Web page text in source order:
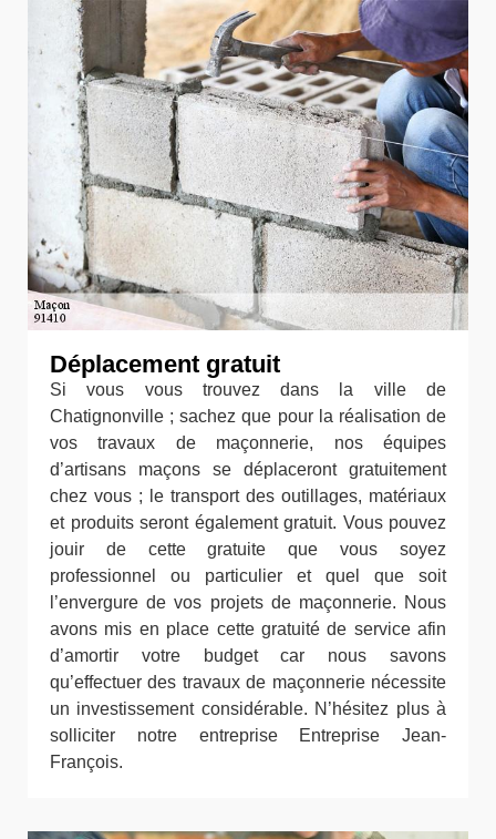
Déplacement gratuit
Si vous vous trouvez dans la ville de
Chatignonville ; sachez que pour la réalisation de
vos travaux de maçonnerie, nos équipes
d’artisans maçons se déplaceront gratuitement
chez vous ; le transport des outillages, matériaux
et produits seront également gratuit. Vous pouvez
jouir de cette gratuite que vous soyez
professionnel ou particulier et quel que soit
l’envergure de vos projets de maçonnerie. Nous
avons mis en place cette gratuité de service afin
d’amortir votre budget car nous savons
qu’effectuer des travaux de maçonnerie nécessite
un investissement considérable. N’hésitez plus à
solliciter notre entreprise Entreprise Jean-
François.